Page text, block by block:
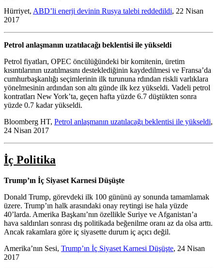
Hürriyet, ABD’li enerji devinin Rusya talebi reddedildi, 22 Nisan
2017
Petrol anlaşmanın uzatılacağı beklentisi ile yükseldi
Petrol fiyatları, OPEC öncülüğündeki bir komitenin, üretim
kısıntılarının uzatılmasını desteklediğinin kaydedilmesi ve Fransa’da
cumhurbaşkanlığı seçimlerinin ilk turununa rdından riskli varlıklara
yönelmesinin ardından son altı günde ilk kez yükseldi. Vadeli petrol
kontratları New York’ta, geçen hafta yüzde 6.7 düştükten sonra
yüzde 0.7 kadar yükseldi.
Bloomberg HT, Petrol anlaşmanın uzatılacağı beklentisi ile yükseldi,
24 Nisan 2017
İç Politika
Trump’ın İç Siyaset Karnesi Düşüşte
Donald Trump, görevdeki ilk 100 gününü ay sonunda tamamlamak
üzere. Trump’ın halk arasındaki onay reytingi ise hala yüzde
40’larda. Amerika Başkanı’nın özellikle Suriye ve Afganistan’a
hava saldırıları sonrası dış politikada beğenilme oranı az da olsa arttı.
Ancak rakamlara göre iç siyasette durum iç açıcı değil.
Amerika’nın Sesi, Trump’ın İç Siyaset Karnesi Düşüşte, 24 Nisan
2017